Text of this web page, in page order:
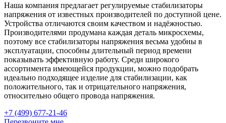
Наша компания предлагает регулируемые стабилизаторы
напряжения от известных производителей по доступной цене.
Устройства отличаются своим качеством и надёжностью.
Производителями продумана каждая деталь микросхемы,
поэтому все стабилизаторы напряжения весьма удобны в
эксплуатации, способны длительный период времени
показывать эффективную работу. Среди широкого
ассортимента имеющейся продукции, можно подобрать
идеально подходящее изделие для стабилизации, как
положительного, так и отрицательного напряжения,
относительно общего провода напряжения.
+7 (499) 677-21-46